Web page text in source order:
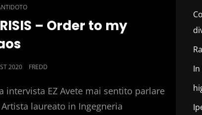
– Order to my
2020 FREDD
intervista EZ Avete mai sentito parlare
laureato in Ingegneria